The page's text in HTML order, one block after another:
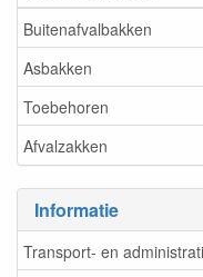
Buitenafvalbakken
Asbakken
Toebehoren
Afvalzakken
Informatie
Transport- en